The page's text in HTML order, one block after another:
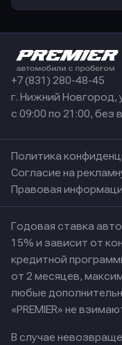
+7 (831) 280-48-45
г. Нижний Новгород,
с 09:00 по 21:00, без
Политика
Согласие на
Правовая
Годовая ставка
15% и зависит от
кредитной
от 2 месяцев,
любые
«PREMIER» не
В случае